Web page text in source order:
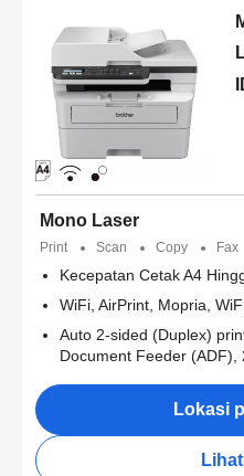
Mono Laser
Print Scan Copy Fax
Kecepatan Cetak A4
WiFi, AirPrint, Mopria,
Auto 2-sided (Duplex)
Document Feeder (ADF),
Lokasi